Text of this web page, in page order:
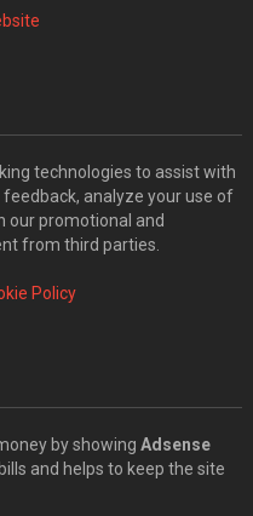
technologies to assist with
analyze your use of
our promotional and
from third parties.
Policy
by showing Adsense
and helps to keep the site